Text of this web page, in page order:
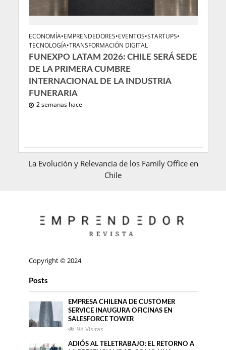
ECONOMÍA•EMPRENDEDORES•EVENTOS•STARTUPS•
TECNOLOGÍA•TRANSFORMACIÓN DIGITAL
FUNEXPO LATAM 2026: CHILE SERÁ SEDE
DE LA PRIMERA CUMBRE
INTERNACIONAL DE LA INDUSTRIA
FUNERARIA
2 semanas hace
La Evolución y Relevancia de los Family Office en
Chile
Copyright © 2024
Posts
EMPRESA CHILENA DE CUSTOMER
SERVICE INAUGURA OFICINAS EN
SALESFORCE TOWER
98 Visitas
ADIÓS AL TELETRABAJO: EL RETORNO A